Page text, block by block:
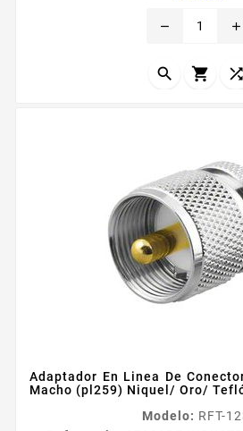
Hembra a FME Hembra Modo
Oro Aislante
remove add
  
Adaptador En Linea De
Macho (pl259) Niquel/ Oro/
Modelo: RFT-